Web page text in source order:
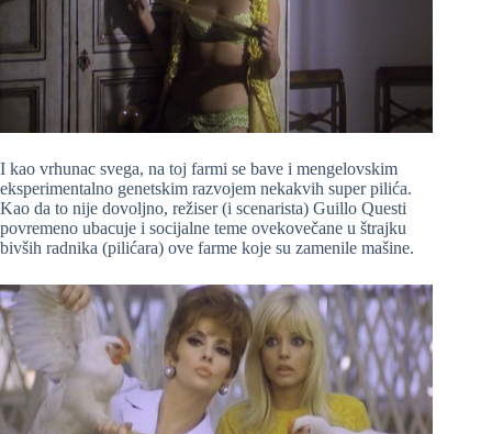
I kao vrhunac svega, na toj farmi se bave i mengelovskim
eksperimentalno genetskim razvojem nekakvih super pilića.
Kao da to nije dovoljno, režiser (i scenarista) Guillo Questi
povremeno ubacuje i socijalne teme ovekovečane u štrajku
bivših radnika (pilićara) ove farme koje su zamenile mašine.